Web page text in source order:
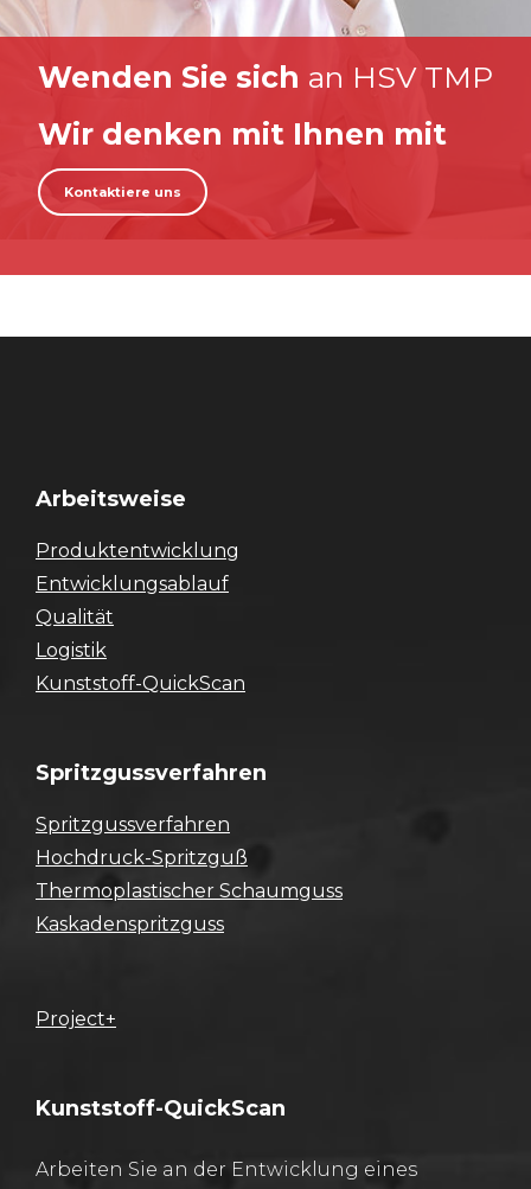
Wenden Sie sich an HSV TMP
Wir denken mit Ihnen mit
Kontaktiere uns
Arbeitsweise
Produktentwicklung
Entwicklungsablauf
Qualität
Logistik
Kunststoff-QuickScan
Spritzgussverfahren
Spritzgussverfahren
Hochdruck-Spritzguß
Thermoplastischer Schaumguss
Kaskadenspritzguss
Project+
Kunststoff-QuickScan
Arbeiten Sie an der Entwicklung eines